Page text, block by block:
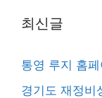
최신글
통영 루지 홈
경기도 재정비